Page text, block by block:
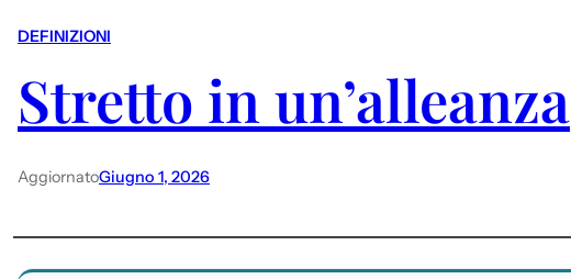
DEFINIZIONI
Stretto in un’alleanza
AggiornatoGiugno 1, 2026